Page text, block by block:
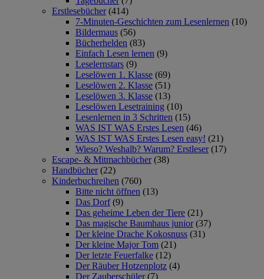
Erstlesebücher (414)
7-Minuten-Geschichten zum Lesenlernen (10)
Bildermaus (56)
Bücherhelden (83)
Einfach Lesen lernen (9)
Leselernstars (9)
Leselöwen 1. Klasse (69)
Leselöwen 2. Klasse (51)
Leselöwen 3. Klasse (13)
Leselöwen Lesetraining (10)
Lesenlernen in 3 Schritten (15)
WAS IST WAS Erstes Lesen (46)
WAS IST WAS Erstes Lesen easy! (21)
Wieso? Weshalb? Warum? Erstleser (17)
Escape- & Mitmachbücher (38)
Handbücher (22)
Kinderbuchreihen (760)
Bitte nicht öffnen (13)
Das Dorf (9)
Das geheime Leben der Tiere (21)
Das magische Baumhaus junior (37)
Der kleine Drache Kokosnuss (31)
Der kleine Major Tom (21)
Der letzte Feuerfalke (12)
Der Räuber Hotzenplotz (4)
Der Zauberschüler (7)